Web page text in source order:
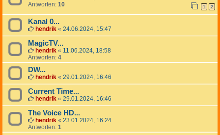
Antworten: 10 1 2
Kanal 0...
hendrik « 24.06.2024, 15:47
MagicTV...
hendrik « 11.06.2024, 18:58
Antworten: 4
DW...
hendrik « 29.01.2024, 16:46
Current Time...
hendrik « 29.01.2024, 16:46
The Voice HD...
hendrik « 23.01.2024, 16:24
Antworten: 1